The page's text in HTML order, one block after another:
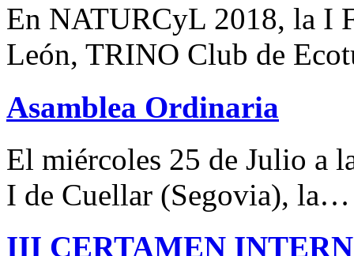
En NATURCyL 2018, la I
León, TRINO Club de
Asamblea Ordinaria
El miércoles 25 de Julio a
I de Cuellar (Segovia), la…
III CERTAMEN